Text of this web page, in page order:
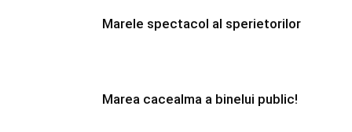
Marele spectacol al sperietorilor
Marea cacealma a binelui public!